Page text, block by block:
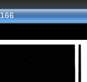
166